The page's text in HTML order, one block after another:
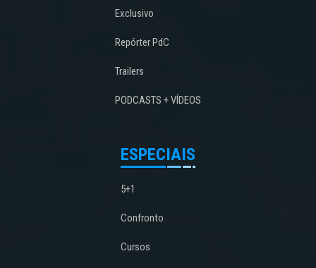
Exclusivo
Repórter PdC
Trailers
PODCASTS + VÍDEOS
ESPECIAIS
5+1
Confronto
Cursos